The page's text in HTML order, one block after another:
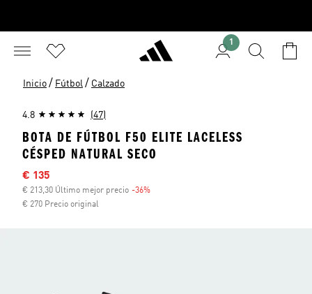
1
Inicio / Fútbol / Calzado
4.8 (47)
BOTA DE FÚTBOL F50 ELITE LACELESS
CÉSPED NATURAL SECO
Precio rebajado
€ 135
€ 213,30 Último mejor precio -36%
€ 270 Precio original